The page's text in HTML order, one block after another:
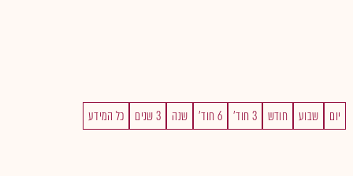
יום שבוע חודש 3 חוד' 6 חוד' שנה 3 שנים כל המידע